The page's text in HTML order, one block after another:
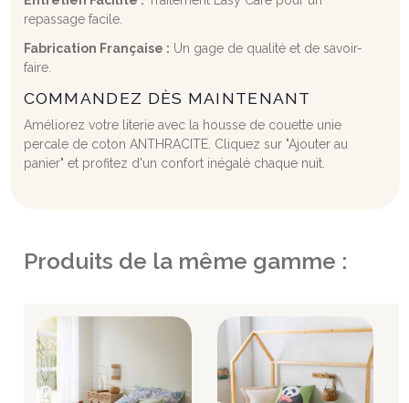
repassage facile.
Fabrication Française : Un gage de qualité et de savoir-
faire.
COMMANDEZ DÈS MAINTENANT
Améliorez votre literie avec la housse de couette unie
percale de coton ANTHRACITE. Cliquez sur "Ajouter au
panier" et profitez d'un confort inégalé chaque nuit.
Produits de la même gamme :